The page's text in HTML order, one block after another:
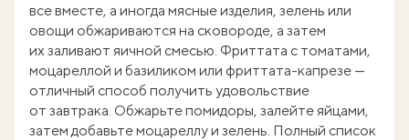
все вместе, а иногда мясные изделия, зелень или
овощи обжариваются на сковороде, а затем
их заливают яичной смесью. Фриттата с томатами,
моцареллой и базиликом или фриттата-капрезе —
отличный способ получить удовольствие
от завтрака. Обжарьте помидоры, залейте яйцами,
затем добавьте моцареллу и зелень. Полный список